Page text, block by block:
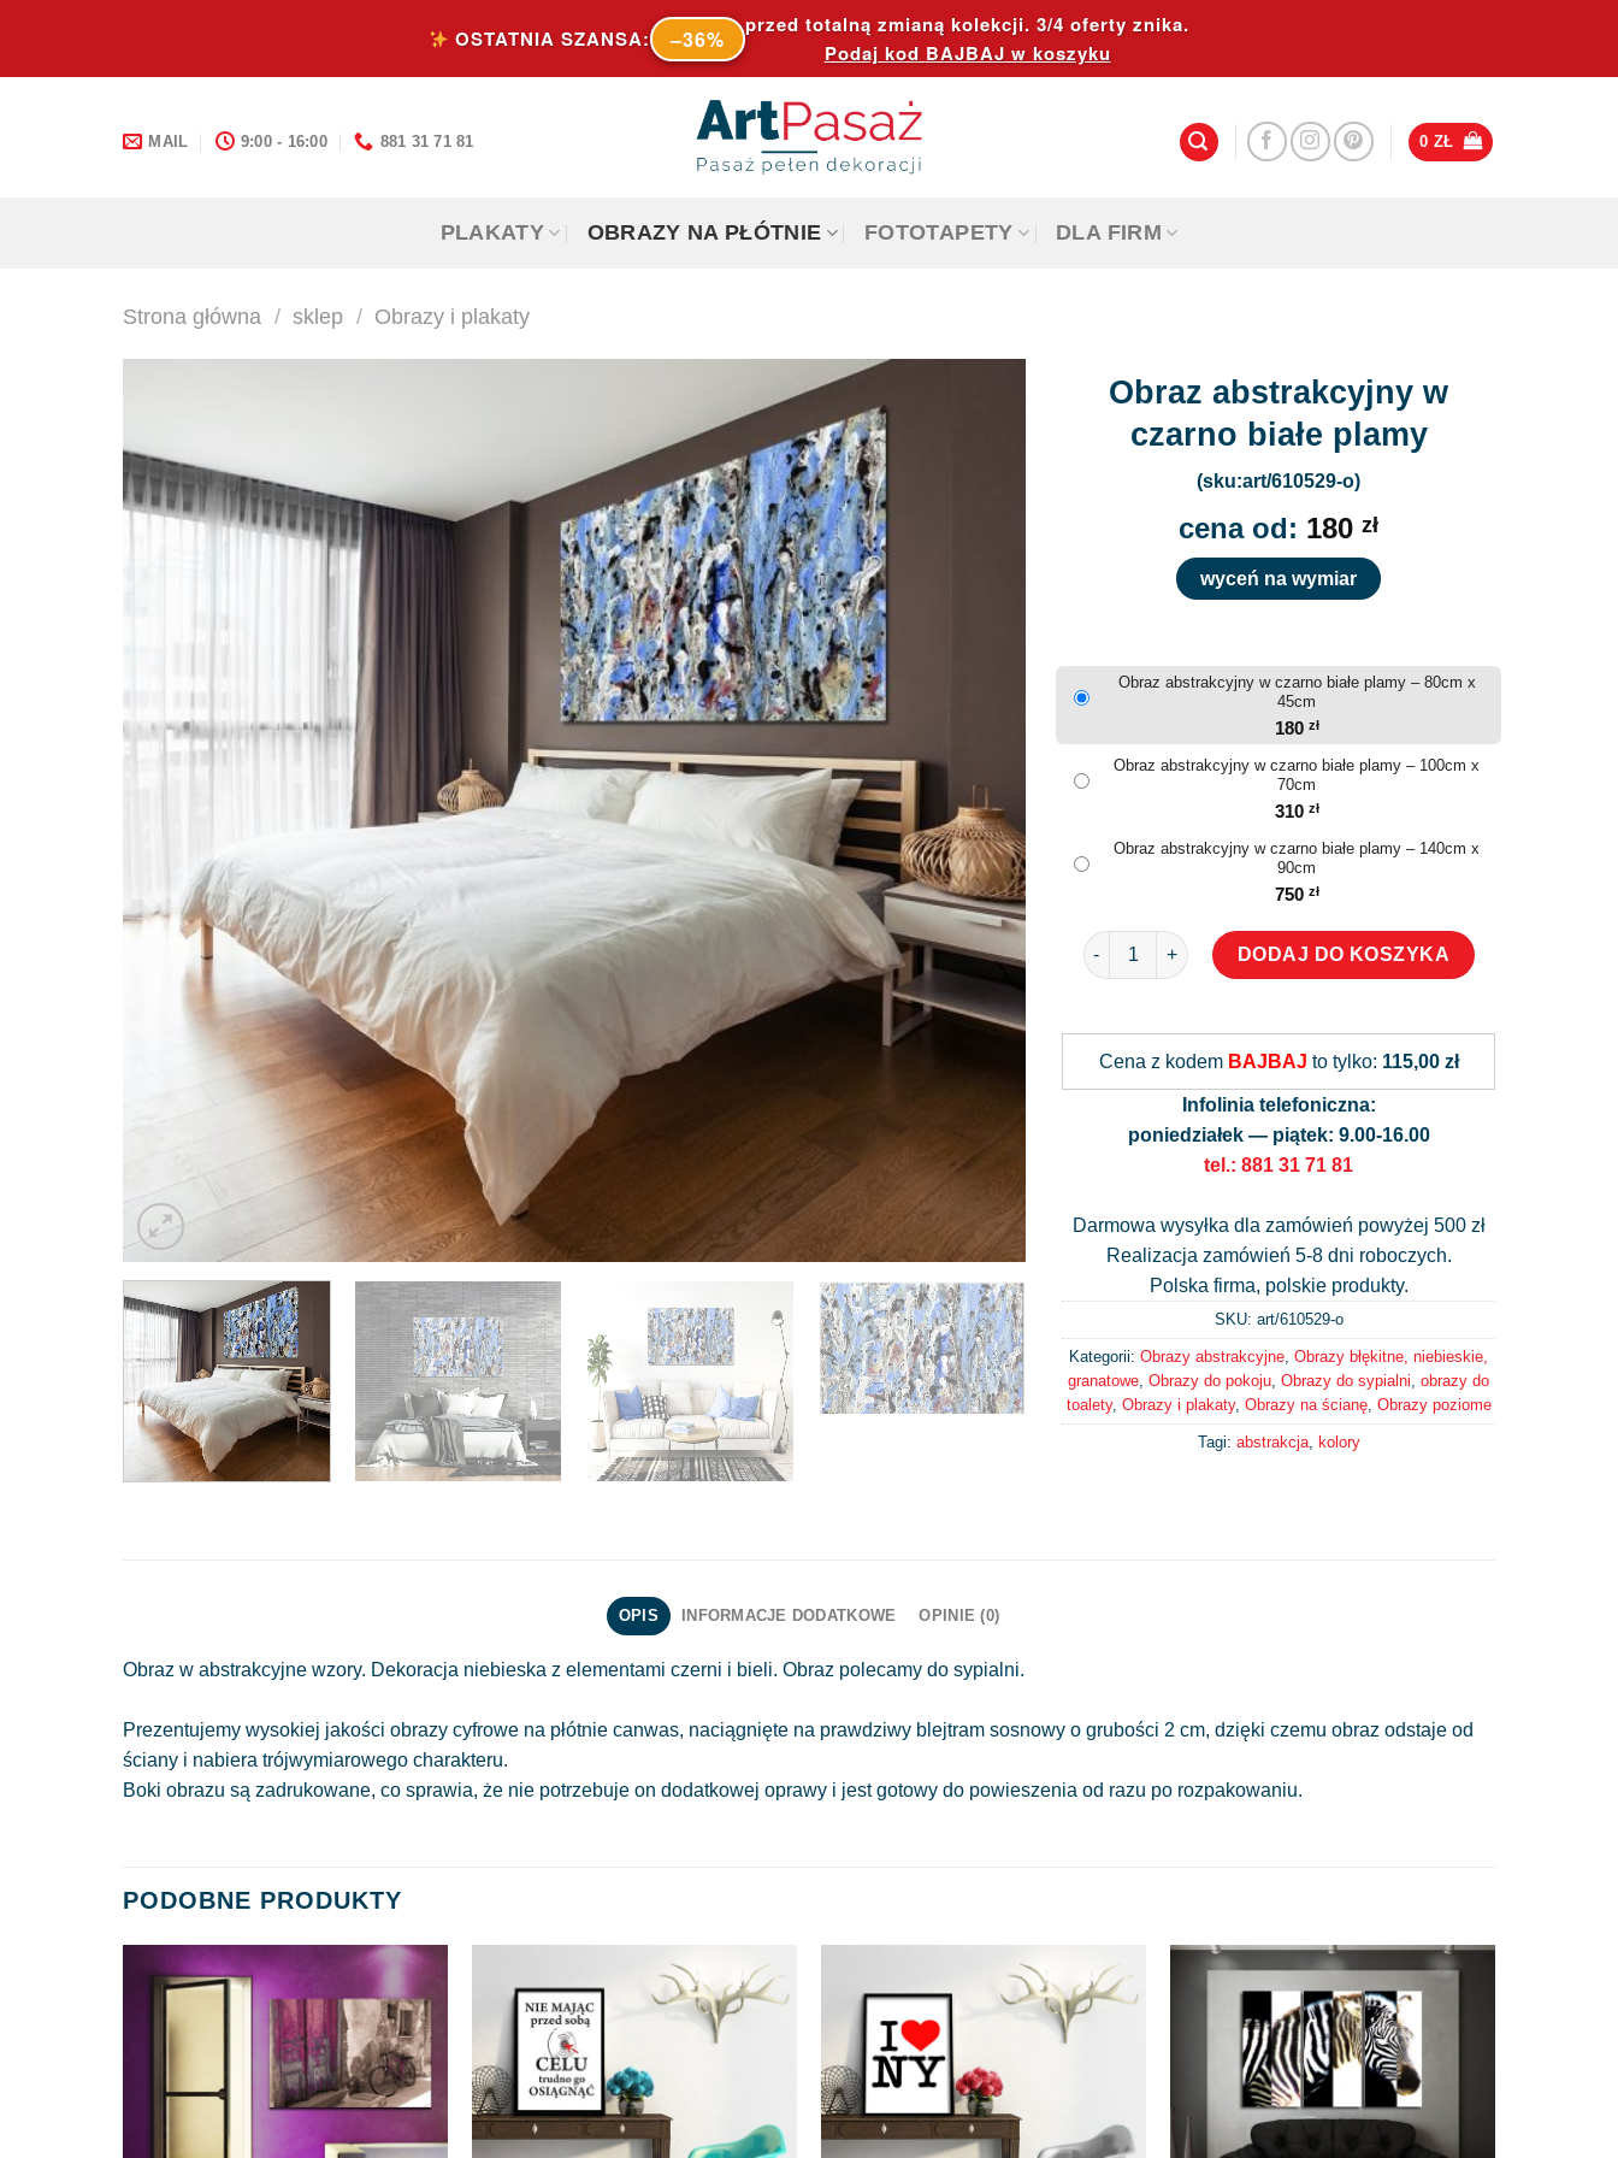
content
OSTATNIA SZANSA: –36%
przed totalną zmianą kolekcji. 3/4 oferty znika.
Podaj kod BAJBAJ w koszyku
MAIL 9:00 - 16:00 881 31 71 81 0 ZŁ
PLAKATY OBRAZY NA PŁÓTNIE FOTOTAPETY DLA FIRM
Strona główna / sklep / Obrazy i plakaty
Obraz abstrakcyjny w
czarno białe plamy
(sku:art/610529-o)
cena od: 180 zł
wyceń na wymiar
Obraz abstrakcyjny w czarno białe plamy – 80cm x
45cm
180 zł
Obraz abstrakcyjny w czarno białe plamy – 100cm x
70cm
310 zł
Obraz abstrakcyjny w czarno białe plamy – 140cm x
90cm
750 zł
ilość Obraz abstrakcyjny w czarno białe plamy
DODAJ DO KOSZYKA
Cena z kodem BAJBAJ to tylko: 115,00 zł
Infolinia telefoniczna:
poniedziałek — piątek: 9.00-16.00
tel.: 881 31 71 81
Darmowa wysyłka dla zamówień powyżej 500 zł
Realizacja zamówień 5-8 dni roboczych.
Polska firma, polskie produkty.
SKU: art/610529-o
Kategorii: Obrazy abstrakcyjne Obrazy błękitne, niebieskie,
granatowe Obrazy do pokoju Obrazy do sypialni obrazy do
toalety, Obrazy i plakaty, Obrazy na ścianę, Obrazy poziome
Tagi: abstrakcja, kolory
OPIS INFORMACJE DODATKOWE OPINIE (0)
Obraz w abstrakcyjne wzory. Dekoracja niebieska z elementami czerni i bieli. Obraz polecamy do sypialni.
Prezentujemy wysokiej jakości obrazy cyfrowe na płótnie canwas, naciągnięte na prawdziwy blejtram sosnowy o grubości 2 cm, dzięki czemu obraz odstaje od
ściany i nabiera trójwymiarowego charakteru.
Boki obrazu są zadrukowane, co sprawia, że nie potrzebuje on dodatkowej oprawy i jest gotowy do powieszenia od razu po rozpakowaniu.
PODOBNE PRODUKTY